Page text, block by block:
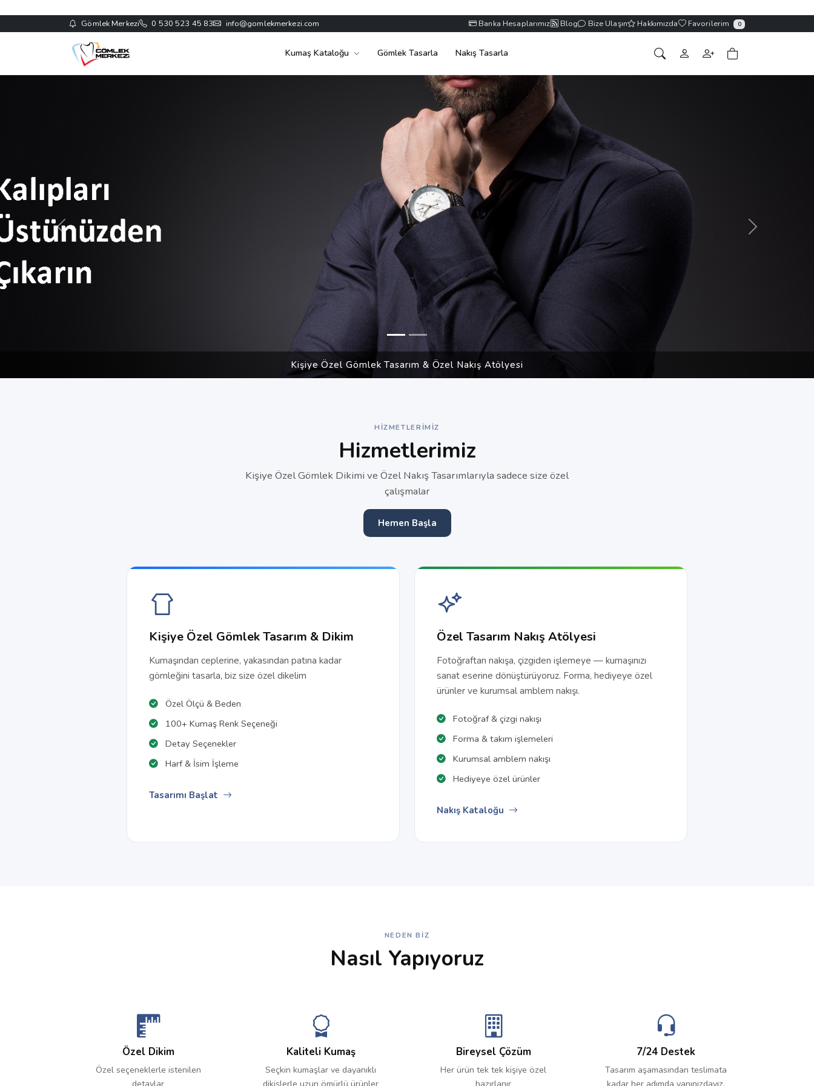
Gömlek Merkezi 0 530 523 45 83 info@gomlekmerkezi.com Banka Hesaplarımız Blog Bize Ulaşın Hakkımızda Favorilerim 0
Kumaş Kataloğu Gömlek Tasarla Nakış Tasarla
Önceki Sonraki
Kişiye Özel Gömlek Tasarım & Özel Nakış Atölyesi
HIZMETLERIMIZ
Hizmetlerimiz
Kişiye Özel Gömlek Dikimi ve Özel Nakış Tasarımlarıyla sadece size özel
çalışmalar
Hemen Başla
Kişiye Özel Gömlek Tasarım & Dikim
Kumaşından ceplerine, yakasından patına kadar
gömleğini tasarla, biz size özel dikelim
Özel Ölçü & Beden
100+ Kumaş Renk Seçeneği
Detay Seçenekler
Harf & İsim İşleme
Tasarımı Başlat
Özel Tasarım Nakış Atölyesi
Fotoğraftan nakışa, çizgiden işlemeye — kumaşınızı
sanat eserine dönüştürüyoruz. Forma, hediyeye özel
ürünler ve kurumsal amblem nakışı.
Fotoğraf & çizgi nakışı
Forma & takım işlemeleri
Kurumsal amblem nakışı
Hediyeye özel ürünler
Nakış Kataloğu
NEDEN BIZ
Nasıl Yapıyoruz
Özel Dikim
Özel seçeneklerle istenilen
detaylar
Kaliteli Kumaş
Seçkin kumaşlar ve dayanıklı
dikişlerle uzun ömürlü ürünler
Bireysel Çözüm
Her ürün tek tek kişiye özel
hazırlanır
7/24 Destek
Tasarım aşamasından teslimata
kadar her adımda yanınızdayız.